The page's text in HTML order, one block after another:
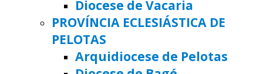
Diocese de Vacaria
PROVÍNCIA ECLESIÁSTICA DE
PELOTAS
Arquidiocese de Pelotas